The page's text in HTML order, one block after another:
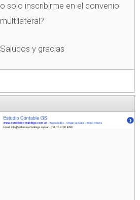
o solo inscribirme en el convenio
multilateral?
Saludos y gracias